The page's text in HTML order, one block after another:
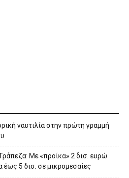
ναυτιλία στην πρώτη γραμμή
Με «προίκα» 2 δισ. ευρώ
έως 5 δισ. σε μικρομεσαίες